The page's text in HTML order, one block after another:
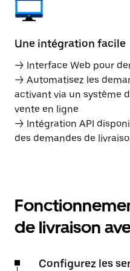
Une intégration facile
→ Interface Web pour
→ Automatisez les
activant via un système
vente en ligne
→ Intégration API
des demandes de
de livraison
Configurez les